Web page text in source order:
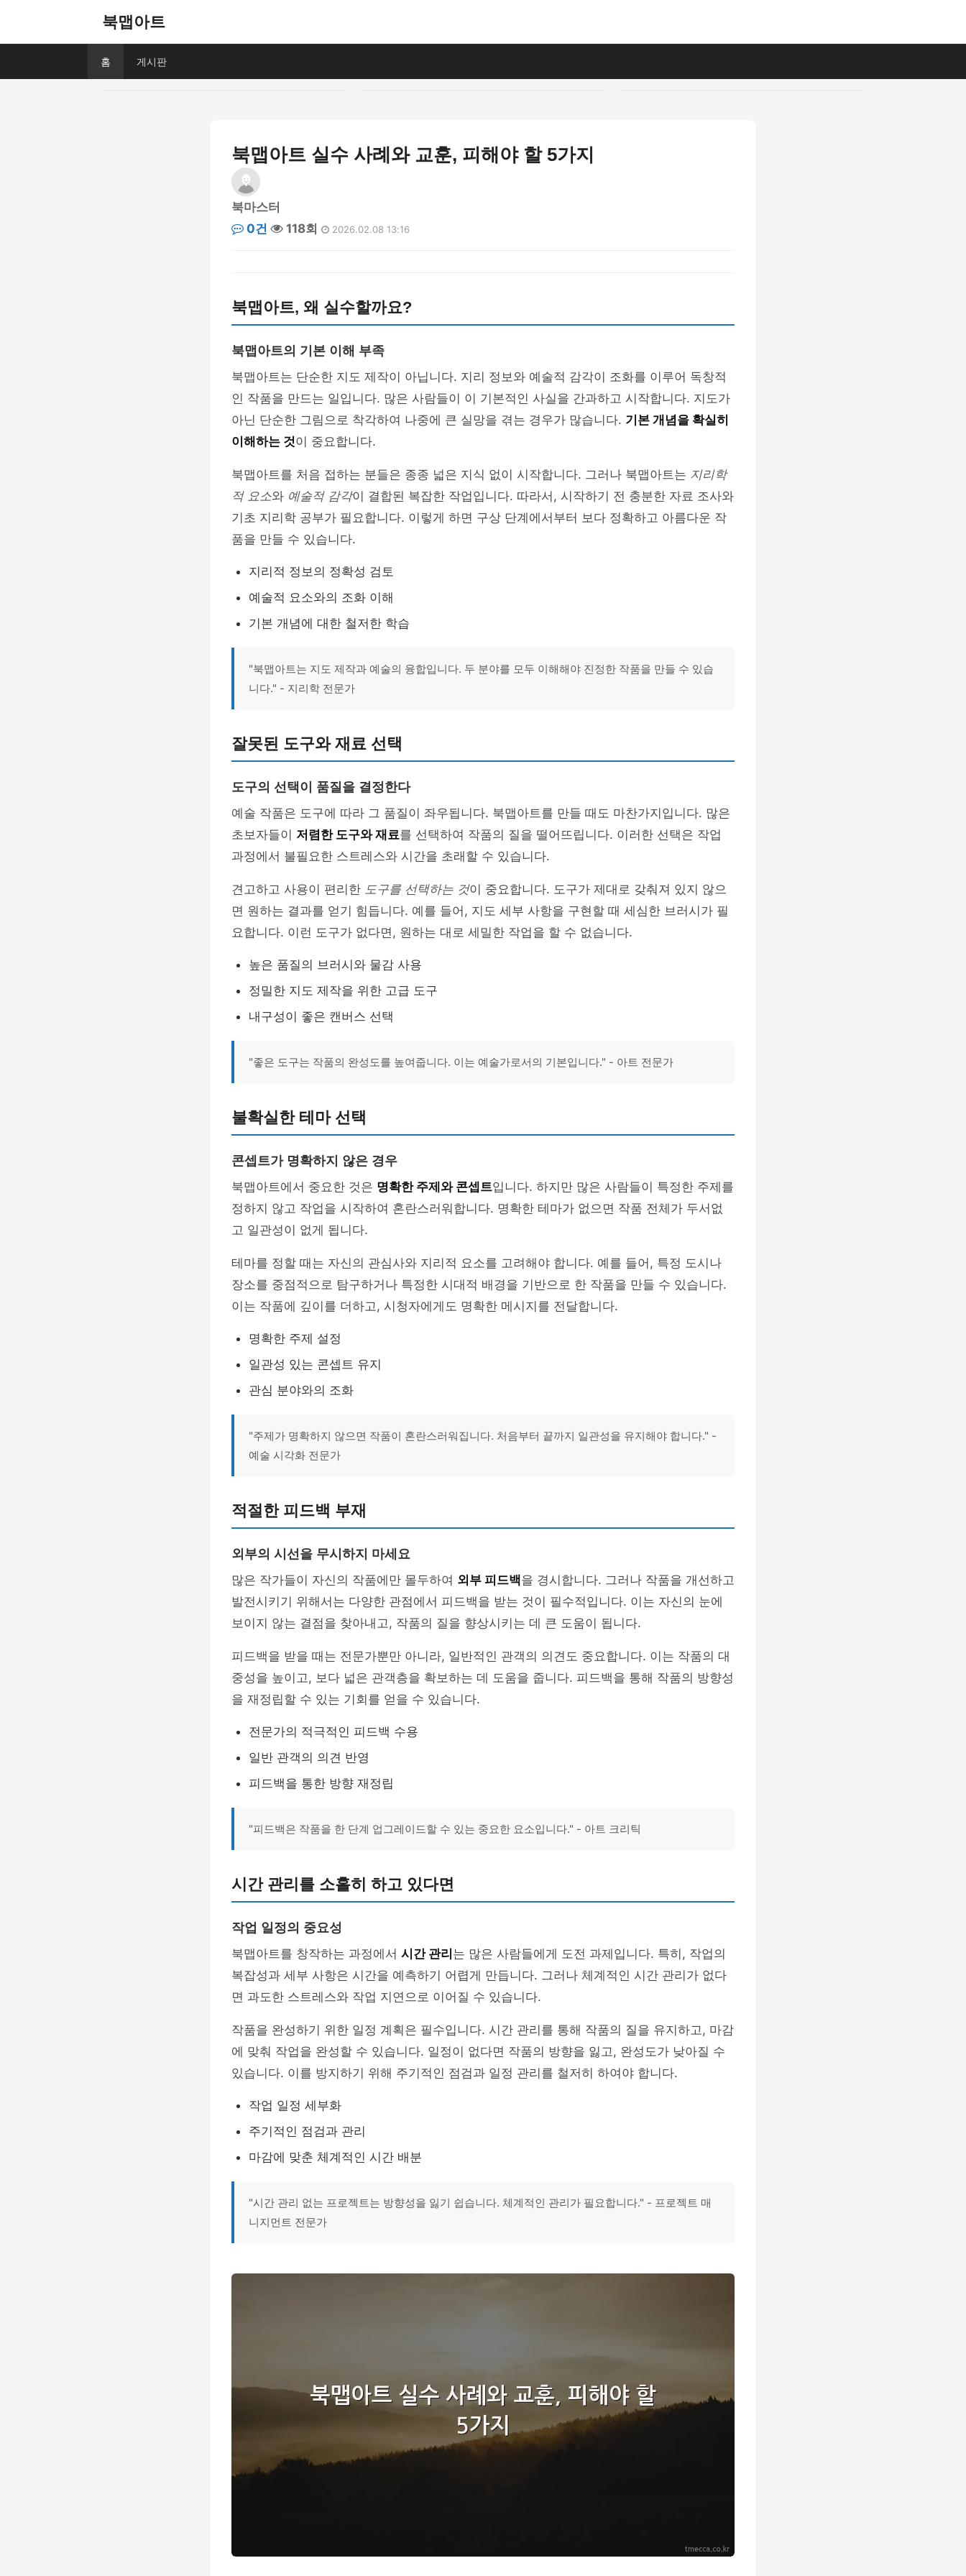
북맵아트
홈 게시판
북맵아트 실수 사례와 교훈, 피해야 할 5가지
북마스터
0건
118회 2026.02.08 13:16
북맵아트, 왜 실수할까요?
북맵아트의 기본 이해 부족
북맵아트는 단순한 지도 제작이 아닙니다. 지리 정보와 예술적 감각이 조화를 이루어 독창적
인 작품을 만드는 일입니다. 많은 사람들이 이 기본적인 사실을 간과하고 시작합니다. 지도가
아닌 단순한 그림으로 착각하여 나중에 큰 실망을 겪는 경우가 많습니다. 기본 개념을 확실히
이해하는 것이 중요합니다.
북맵아트를 처음 접하는 분들은 종종 넓은 지식 없이 시작합니다. 그러나 북맵아트는 지리학
적 요소와 예술적 감각이 결합된 복잡한 작업입니다. 따라서, 시작하기 전 충분한 자료 조사와
기초 지리학 공부가 필요합니다. 이렇게 하면 구상 단계에서부터 보다 정확하고 아름다운 작
품을 만들 수 있습니다.
지리적 정보의 정확성 검토
예술적 요소와의 조화 이해
기본 개념에 대한 철저한 학습
"북맵아트는 지도 제작과 예술의 융합입니다. 두 분야를 모두 이해해야 진정한 작품을 만들 수 있습
니다." - 지리학 전문가
잘못된 도구와 재료 선택
도구의 선택이 품질을 결정한다
예술 작품은 도구에 따라 그 품질이 좌우됩니다. 북맵아트를 만들 때도 마찬가지입니다. 많은
초보자들이 저렴한 도구와 재료를 선택하여 작품의 질을 떨어뜨립니다. 이러한 선택은 작업
과정에서 불필요한 스트레스와 시간을 초래할 수 있습니다.
견고하고 사용이 편리한 도구를 선택하는 것이 중요합니다. 도구가 제대로 갖춰져 있지 않으
면 원하는 결과를 얻기 힘듭니다. 예를 들어, 지도 세부 사항을 구현할 때 세심한 브러시가 필
요합니다. 이런 도구가 없다면, 원하는 대로 세밀한 작업을 할 수 없습니다.
높은 품질의 브러시와 물감 사용
정밀한 지도 제작을 위한 고급 도구
내구성이 좋은 캔버스 선택
"좋은 도구는 작품의 완성도를 높여줍니다. 이는 예술가로서의 기본입니다." - 아트 전문가
불확실한 테마 선택
콘셉트가 명확하지 않은 경우
북맵아트에서 중요한 것은 명확한 주제와 콘셉트입니다. 하지만 많은 사람들이 특정한 주제를
정하지 않고 작업을 시작하여 혼란스러워합니다. 명확한 테마가 없으면 작품 전체가 두서없
고 일관성이 없게 됩니다.
테마를 정할 때는 자신의 관심사와 지리적 요소를 고려해야 합니다. 예를 들어, 특정 도시나
장소를 중점적으로 탐구하거나 특정한 시대적 배경을 기반으로 한 작품을 만들 수 있습니다.
이는 작품에 깊이를 더하고, 시청자에게도 명확한 메시지를 전달합니다.
명확한 주제 설정
일관성 있는 콘셉트 유지
관심 분야와의 조화
"주제가 명확하지 않으면 작품이 혼란스러워집니다. 처음부터 끝까지 일관성을 유지해야 합니다." -
예술 시각화 전문가
적절한 피드백 부재
외부의 시선을 무시하지 마세요
많은 작가들이 자신의 작품에만 몰두하여 외부 피드백을 경시합니다. 그러나 작품을 개선하고
발전시키기 위해서는 다양한 관점에서 피드백을 받는 것이 필수적입니다. 이는 자신의 눈에
보이지 않는 결점을 찾아내고, 작품의 질을 향상시키는 데 큰 도움이 됩니다.
피드백을 받을 때는 전문가뿐만 아니라, 일반적인 관객의 의견도 중요합니다. 이는 작품의 대
중성을 높이고, 보다 넓은 관객층을 확보하는 데 도움을 줍니다. 피드백을 통해 작품의 방향성
을 재정립할 수 있는 기회를 얻을 수 있습니다.
전문가의 적극적인 피드백 수용
일반 관객의 의견 반영
피드백을 통한 방향 재정립
"피드백은 작품을 한 단계 업그레이드할 수 있는 중요한 요소입니다." - 아트 크리틱
시간 관리를 소홀히 하고 있다면
작업 일정의 중요성
북맵아트를 창작하는 과정에서 시간 관리 는 많은 사람들에게 도전 과제입니다. 특히, 작업의
복잡성과 세부 사항은 시간을 예측하기 어렵게 만듭니다. 그러나 체계적인 시간 관리가 없다
면 과도한 스트레스와 작업 지연으로 이어질 수 있습니다.
작품을 완성하기 위한 일정 계획은 필수입니다. 시간 관리를 통해 작품의 질을 유지하고, 마감
에 맞춰 작업을 완성할 수 있습니다. 일정이 없다면 작품의 방향을 잃고, 완성도가 낮아질 수
있습니다. 이를 방지하기 위해 주기적인 점검과 일정 관리를 철저히 하여야 합니다.
작업 일정 세부화
주기적인 점검과 관리
마감에 맞춘 체계적인 시간 배분
"시간 관리 없는 프로젝트는 방향성을 잃기 쉽습니다. 체계적인 관리가 필요합니다." - 프로젝트 매
니지먼트 전문가